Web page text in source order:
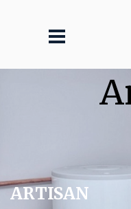
ARTISAN